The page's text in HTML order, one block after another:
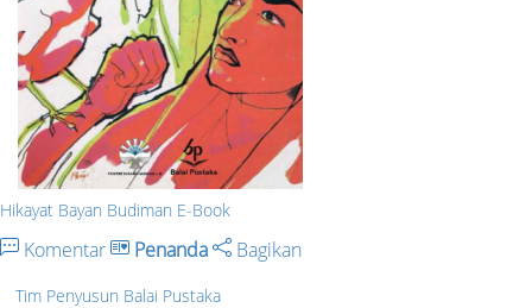
Hikayat Bayan Budiman E-Book
Komentar Penanda Bagikan
Tim Penyusun Balai Pustaka